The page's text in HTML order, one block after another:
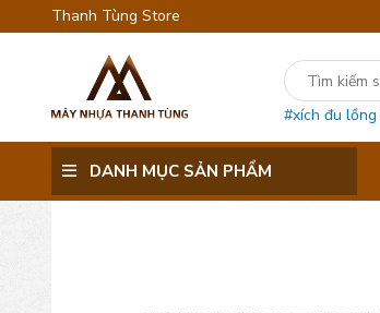
Thanh Tùng Store
#xích đu lồng
DANH MỤC SẢN PHẨM